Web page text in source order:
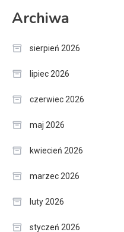
Archiwa
sierpień 2026
lipiec 2026
czerwiec 2026
maj 2026
kwiecień 2026
marzec 2026
luty 2026
styczeń 2026